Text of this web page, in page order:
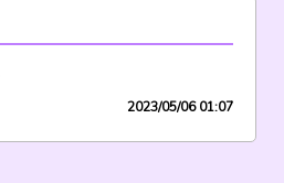
2023/05/06 01:07